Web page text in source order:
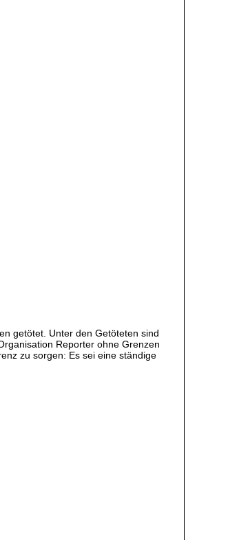
getötet. Unter den Getöteten sind
Reporter ohne Grenzen
zu sorgen: Es sei eine ständige